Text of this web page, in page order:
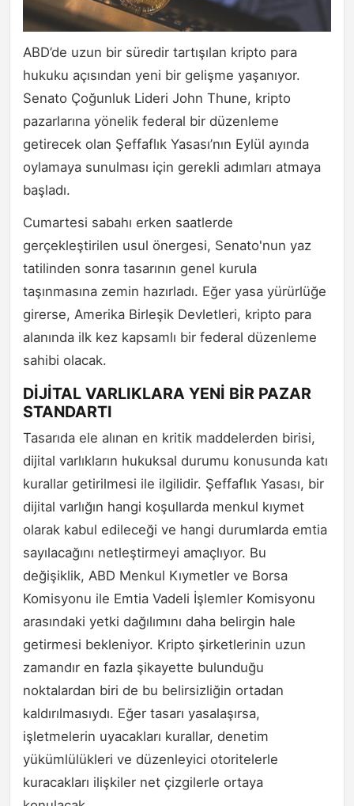
ABD’de uzun bir süredir tartışılan kripto para
hukuku açısından yeni bir gelişme yaşanıyor.
Senato Çoğunluk Lideri John Thune, kripto
pazarlarına yönelik federal bir düzenleme
getirecek olan Şeffaflık Yasası’nın Eylül ayında
oylamaya sunulması için gerekli adımları atmaya
başladı.
Cumartesi sabahı erken saatlerde
gerçekleştirilen usul önergesi, Senato'nun yaz
tatilinden sonra tasarının genel kurula
taşınmasına zemin hazırladı. Eğer yasa yürürlüğe
girerse, Amerika Birleşik Devletleri, kripto para
alanında ilk kez kapsamlı bir federal düzenleme
sahibi olacak.
DİJİTAL VARLIKLARA YENİ BİR PAZAR
STANDARTI
Tasarıda ele alınan en kritik maddelerden birisi,
dijital varlıkların hukuksal durumu konusunda katı
kurallar getirilmesi ile ilgilidir. Şeffaflık Yasası, bir
dijital varlığın hangi koşullarda menkul kıymet
olarak kabul edileceği ve hangi durumlarda emtia
sayılacağını netleştirmeyi amaçlıyor. Bu
değişiklik, ABD Menkul Kıymetler ve Borsa
Komisyonu ile Emtia Vadeli İşlemler Komisyonu
arasındaki yetki dağılımını daha belirgin hale
getirmesi bekleniyor. Kripto şirketlerinin uzun
zamandır en fazla şikayette bulunduğu
noktalardan biri de bu belirsizliğin ortadan
kaldırılmasıydı. Eğer tasarı yasalaşırsa,
işletmelerin uyacakları kurallar, denetim
yükümlülükleri ve düzenleyici otoritelerle
kuracakları ilişkiler net çizgilerle ortaya